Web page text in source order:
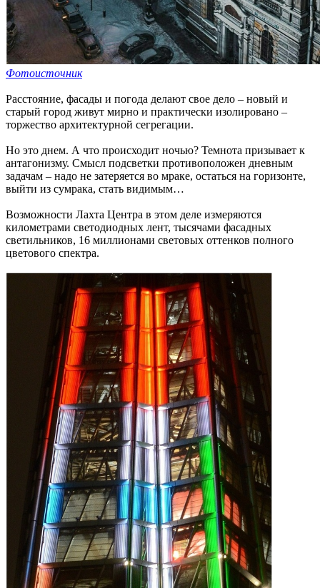
Фотоисточник
Расстояние, фасады и погода делают свое дело – новый и
старый город живут мирно и практически изолировано –
торжество архитектурной сегрегации.
Но это днем. А что происходит ночью? Темнота призывает к
антагонизму. Смысл подсветки противоположен дневным
задачам – надо не затеряется во мраке, остаться на горизонте,
выйти из сумрака, стать видимым…
Возможности Лахта Центра в этом деле измеряются
километрами светодиодных лент, тысячами фасадных
светильников, 16 миллионами световых оттенков полного
цветового спектра.